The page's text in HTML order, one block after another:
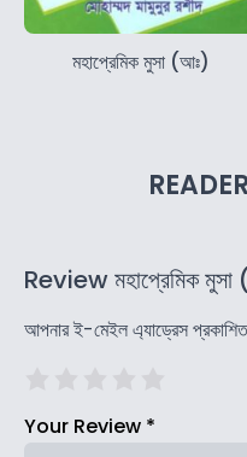
মহাপ্রেমিক মুসা (আঃ)
Review মহাপ্রেমিক
আপনার ই-মেইল এ্যাড্রেস প্রকাশিত
Your Review *